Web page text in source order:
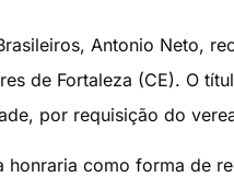
Antonio Neto,
de Fortaleza (CE). O
por requisição do
honraria como forma de